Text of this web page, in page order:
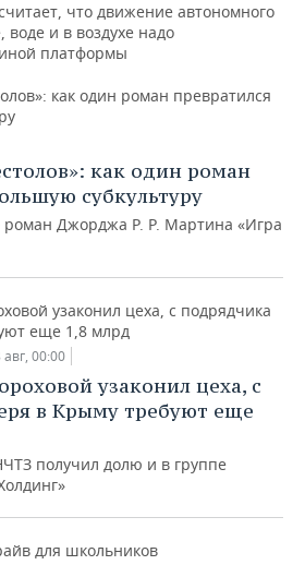
что движение автономного
и в воздухе надо
платформы
как один роман
субкультуру
Джорджа Р. Р. Мартина «Игра
авг, 00:00
узаконил цеха, с
в Крыму требуют еще
получил долю и в группе